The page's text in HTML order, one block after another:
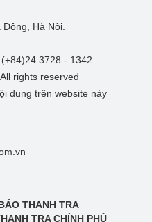
Hà Nội.
3728 - 1342
rights reserved
dung trên website này
THANH TRA
TRA CHÍNH PHỦ